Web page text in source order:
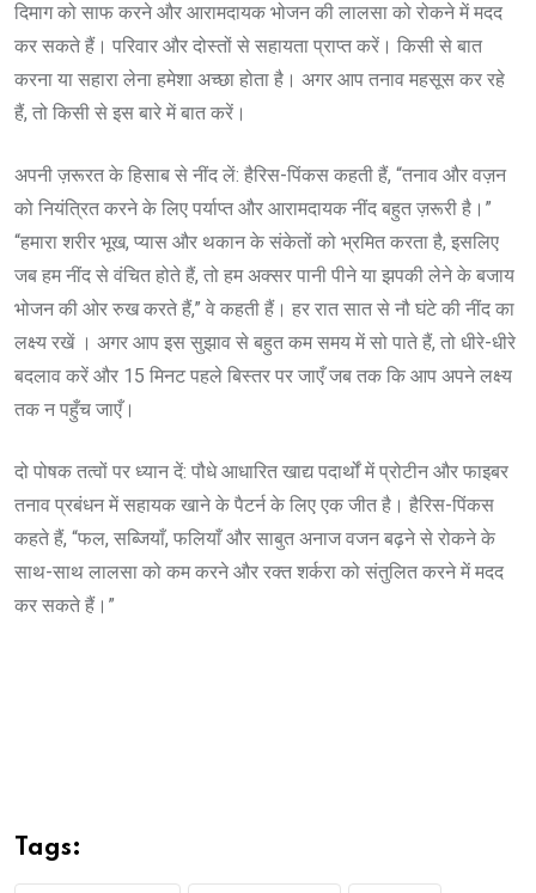
दिमाग को साफ करने और आरामदायक भोजन की लालसा को रोकने में मदद
कर सकते हैं। परिवार और दोस्तों से सहायता प्राप्त करें। किसी से बात
करना या सहारा लेना हमेशा अच्छा होता है। अगर आप तनाव महसूस कर रहे
हैं, तो किसी से इस बारे में बात करें।
अपनी ज़रूरत के हिसाब से नींद लें: हैरिस-पिंकस कहती हैं, “तनाव और वज़न
को नियंत्रित करने के लिए पर्याप्त और आरामदायक नींद बहुत ज़रूरी है।”
“हमारा शरीर भूख, प्यास और थकान के संकेतों को भ्रमित करता है, इसलिए
जब हम नींद से वंचित होते हैं, तो हम अक्सर पानी पीने या झपकी लेने के बजाय
भोजन की ओर रुख करते हैं,” वे कहती हैं। हर रात सात से नौ घंटे की नींद का
लक्ष्य रखें । अगर आप इस सुझाव से बहुत कम समय में सो पाते हैं, तो धीरे-धीरे
बदलाव करें और 15 मिनट पहले बिस्तर पर जाएँ जब तक कि आप अपने लक्ष्य
तक न पहुँच जाएँ।
दो पोषक तत्वों पर ध्यान दें: पौधे आधारित खाद्य पदार्थों में प्रोटीन और फाइबर
तनाव प्रबंधन में सहायक खाने के पैटर्न के लिए एक जीत है। हैरिस-पिंकस
कहते हैं, “फल, सब्जियाँ, फलियाँ और साबुत अनाज वजन बढ़ने से रोकने के
साथ-साथ लालसा को कम करने और रक्त शर्करा को संतुलित करने में मदद
कर सकते हैं।”
Tags: